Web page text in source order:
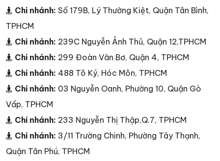
Chi nhánh: Số 179B, Lý Thường Kiệt, Quận Tân Bình,
TPHCM
Chi nhánh: 239C Nguyễn Ảnh Thủ, Quận 12,TPHCM
Chi nhánh: 299 Đoàn Văn Bơ, Quận 4, TPHCM
Chi nhánh: 488 Tô Ký, Hóc Môn, TPHCM
Chi nhánh: 03 Nguyễn Oanh, Phường 10, Quận Gò
Vấp, TPHCM
Chi nhánh: 233 Nguyễn Thị Thập,Q.7, TPHCM
Chi nhánh: 3/11 Trường Chinh, Phường Tây Thạnh,
Quận Tân Phú, TPHCM